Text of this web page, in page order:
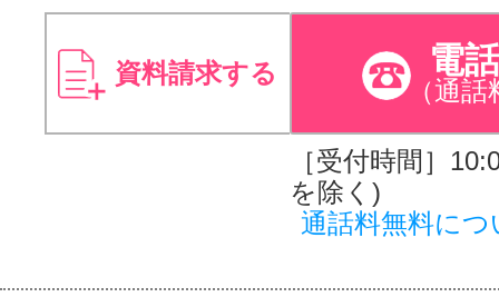
資料請求する 電
（通話
［受付時間］
を除く)
通話料無料につ